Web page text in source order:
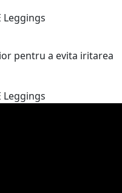
pentru a evita iritarea